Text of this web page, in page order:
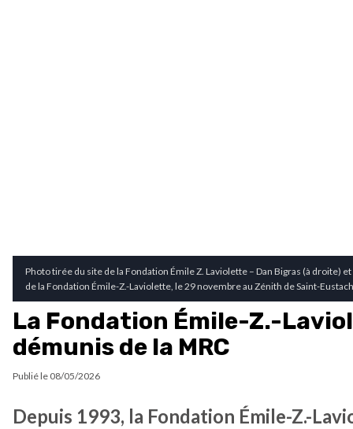
Photo tirée du site de la Fondation Émile Z. Laviolette – Dan Bigras (à droite)
de la Fondation Émile-Z.-Laviolette, le 29 novembre au Zénith de Saint-
La Fondation Émile-Z.-
démunis de la MRC
Publié le 08/05/2026
Depuis 1993, la Fondation Émile-Z.-